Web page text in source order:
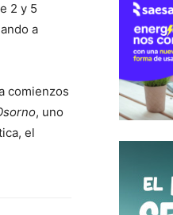
2 y 5
a
comienzos
, uno
el